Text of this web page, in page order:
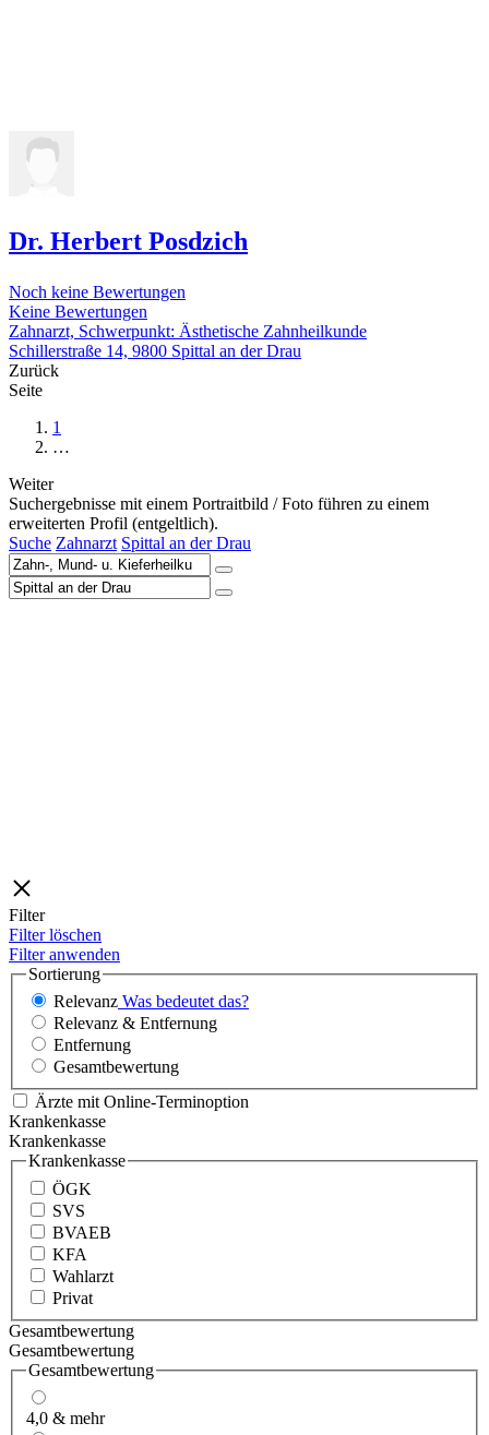
Dr. Herbert Posdzich
Noch keine Bewertungen
Keine Bewertungen
Zahnarzt, Schwerpunkt: Ästhetische Zahnheilkunde
Schillerstraße 14, 9800 Spittal an der Drau
Zurück
Seite
1
…
Weiter
Suchergebnisse mit einem Portraitbild / Foto führen zu einem
erweiterten Profil (entgeltlich).
Suche Zahnarzt Spittal an der Drau
Filter
Filter löschen
Filter anwenden
Sortierung
Relevanz Was bedeutet das?
Relevanz & Entfernung
Entfernung
Gesamtbewertung
Ärzte mit Online-Terminoption
Krankenkasse
Krankenkasse
Krankenkasse
ÖGK
SVS
BVAEB
KFA
Wahlarzt
Privat
Gesamtbewertung
Gesamtbewertung
Gesamtbewertung
4,0 & mehr